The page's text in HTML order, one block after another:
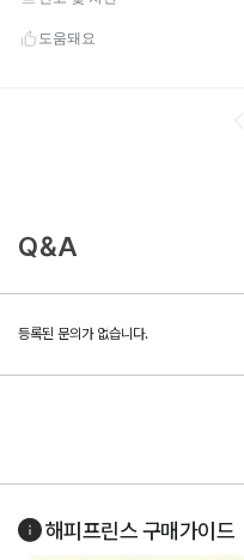
Q&A
등록된 문의가 없습니다.
해피프린스구매가이드